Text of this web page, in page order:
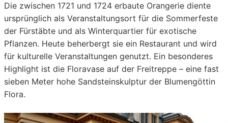
Die zwischen 1721 und 1724 erbaute Orangerie diente
ursprünglich als Veranstaltungsort für die Sommerfeste
der Fürstäbte und als Winterquartier für exotische
Pflanzen. Heute beherbergt sie ein Restaurant und wird
für kulturelle Veranstaltungen genutzt. Ein besonderes
Highlight ist die Floravase auf der Freitreppe – eine fast
sieben Meter hohe Sandsteinskulptur der Blumengöttin
Flora.